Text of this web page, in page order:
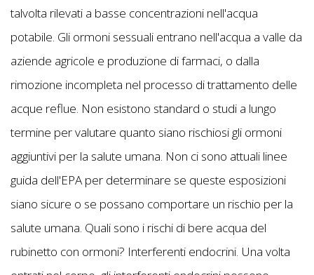
talvolta rilevati a basse concentrazioni nell'acqua
potabile. Gli ormoni sessuali entrano nell'acqua a valle da
aziende agricole e produzione di farmaci, o dalla
rimozione incompleta nel processo di trattamento delle
acque reflue. Non esistono standard o studi a lungo
termine per valutare quanto siano rischiosi gli ormoni
aggiuntivi per la salute umana. Non ci sono attuali linee
guida dell'EPA per determinare se queste esposizioni
siano sicure o se possano comportare un rischio per la
salute umana. Quali sono i rischi di bere acqua del
rubinetto con ormoni? Interferenti endocrini. Una volta